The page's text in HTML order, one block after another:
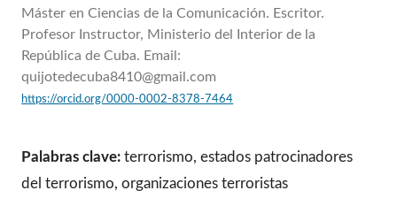
Máster en Ciencias de la Comunicación. Escritor.
Profesor Instructor, Ministerio del Interior de la
República de Cuba. Email:
quijotedecuba8410@gmail.com
https://orcid.org/0000-0002-8378-7464
Palabras clave:terrorismo, estados patrocinadores
del terrorismo, organizaciones terroristas